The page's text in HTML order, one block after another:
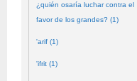
¿quién osaría luchar contra el
favor de los grandes? (1)
'arif (1)
'ifrit (1)